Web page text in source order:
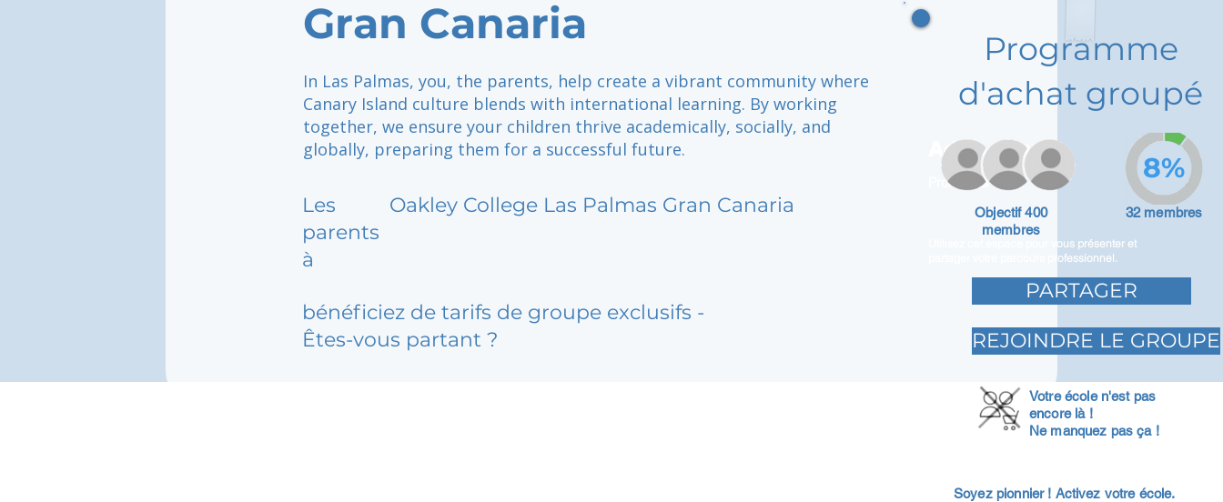
Gran Canaria
In Las Palmas, you, the parents, help create a vibrant community where
Canary Island culture blends with international learning. By working
together, we ensure your children thrive academically, socially, and
globally, preparing them for a successful future.
Les
parents
à
Oakley College Las Palmas Gran Canaria
bénéficiez de tarifs de groupe exclusifs -
Êtes-vous partant ?
Adam Caar
Promoteur
Utilisez cet espace pour vous présenter et
partager votre parcours professionnel.
Programme
d'achat groupé
Objectif 400
membres
32 membres
8%
PARTAGER
REJOINDRE LE GROUPE
Votre école n'est pas
encore là !
Ne manquez pas ça !
Soyez pionnier ! Activez votre école.